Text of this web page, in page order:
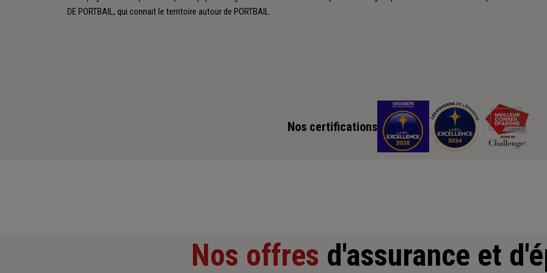
DE PORTBAIL, qui connait le territoire autour de PORTBAIL.
Nos certifications
Nos offres d'assurance et